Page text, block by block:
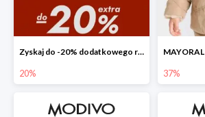
Zyskaj do -20% dodatkowego rabatu
20% 37%